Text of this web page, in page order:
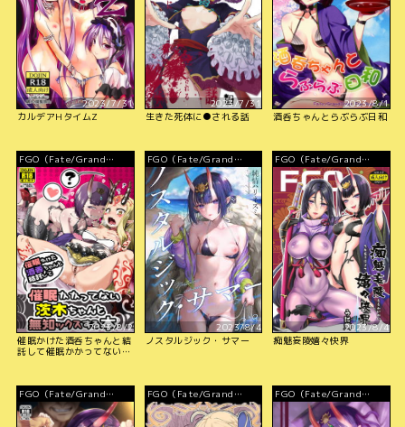
2023/7/31
カルデアHタイムZ
2023/7/31
生きた死体に●される話
2023/8/1
酒呑ちゃんとらぶらぶ日和
FGO（Fate/Grand
Order）
2023/8/2
催眠かけた酒呑ちゃんと結
託して催眠かかってない茨
FGO（Fate/Grand
Order）
2023/8/4
ノスタルジック・サマー
FGO（Fate/Grand
Order）
2023/8/4
痴魅妄陵嬉々快界
FGO（Fate/Grand
Order）
FGO（Fate/Grand
Order）
FGO（Fate/Grand
Order）